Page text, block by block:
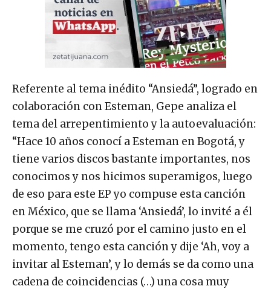
Referente al tema inédito “Ansiedá”, logrado en
colaboración con Esteman, Gepe analiza el
tema del arrepentimiento y la autoevaluación:
“Hace 10 años conocí a Esteman en Bogotá, y
tiene varios discos bastante importantes, nos
conocimos y nos hicimos superamigos, luego
de eso para este EP yo compuse esta canción
en México, que se llama ‘Ansiedá’, lo invité a él
porque se me cruzó por el camino justo en el
momento, tengo esta canción y dije ‘Ah, voy a
invitar al Esteman’, y lo demás se da como una
cadena de coincidencias (…) una cosa muy